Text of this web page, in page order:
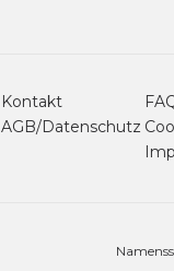
Kontakt
AGB/Datenschutz